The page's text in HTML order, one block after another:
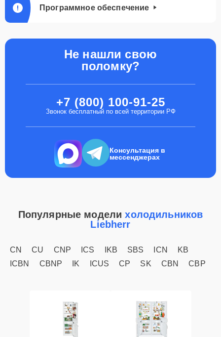
Программное обеспечение
Не нашли свою
поломку?
+7 (800) 100-91-25
Звонок бесплатный по всей территории РФ
Консультация в
мессенджерах
Популярные моделихолодильников
Liebherr
CN CU CNP ICS IKB SBS ICN
KB
ICBN
CBNP IK ICUS CP SK CBN CBP